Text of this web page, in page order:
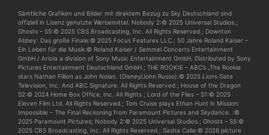
Sämtliche Grafiken und Bilder mit direktem Bezug zu Sky Deutschland sind
offiziell in Lizenz genutzte Werbemittel. Nobody 2:© 2025 Universal Studios.;
Ghosts – S5:© 2025 CBS Broadcasting, Inc. All Rights Reserved.; Downton
Abbey: Das große Finale:© 2025 Focus Features LLC.; 50 Jahre Roland Kaiser –
Ein Leben für die Musik:© Roland Kaiser / Semmel Concerts Entertainment
GmbH / Ariola a division of Sony Music Entertainment GmbH. Distributed by Sony
Pictures Entertainment Deutschland GmbH.; THE ROOKIE – ABC’s „The Rookie
stars Nathan Fillion as John Nolan. (Disney/John Russo):© 2025 Lions Gate
Television, Inc. And ABC Signature. All Rights Reserved.; House of the Dragon
S2:© 2024 Home Box Office, Inc. All Rights ; Lord of the Flies – S1:© 2025
Eleven Film Ltd. All Rights Reserved.; Tom Cruise plays Ethan Hunt in Mission:
Impossible – The Final Reckoning from Paramount Pictures and Skydance. :©
2025 Paramount Pictures; Nobody 2:© 2025 Universal Studios.; Ghosts – S5:©
2025 CBS Broadcasting, Inc. All Rights Reserved.; Sasha Calle:© 2026 picture